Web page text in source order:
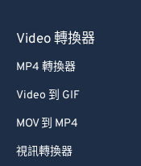
Video 轉換器
MP4 轉換器
Video 到 GIF
MOV 到 MP4
視訊轉換器